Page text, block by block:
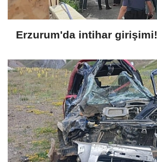
Erzurum'da intihar girişimi!